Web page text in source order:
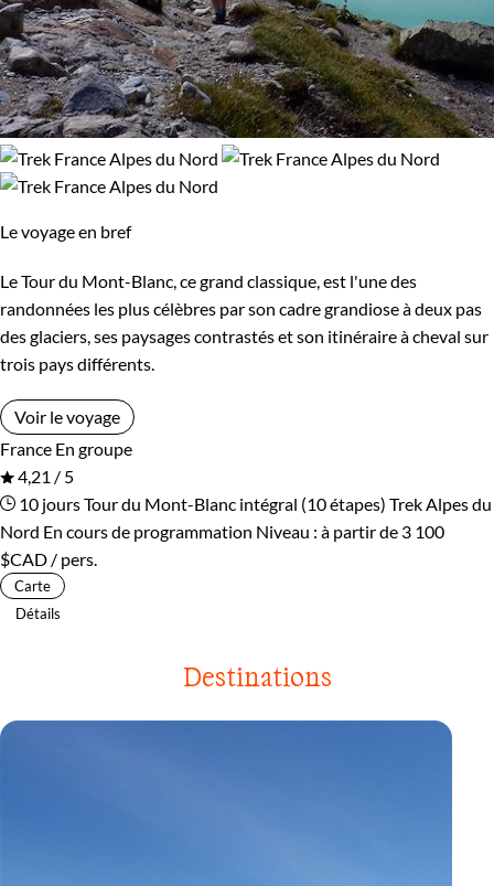
Le voyage en bref
Le Tour du Mont-Blanc, ce grand classique, est l'une des
randonnées les plus célèbres par son cadre grandiose à deux pas
des glaciers, ses paysages contrastés et son itinéraire à cheval sur
trois pays différents.
Voir le voyage
France En groupe
4,21 / 5
10 joursTour du Mont-Blanc intégral (10 étapes) Trek Alpes du
Nord En cours de programmation Niveau : à partir de 3 100
$CAD / pers.
Carte
Détails
Destinations